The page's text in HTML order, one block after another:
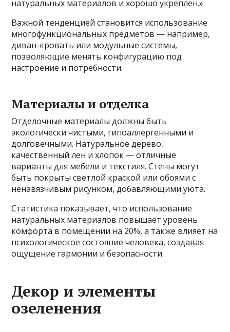
натуральных материалов и хорошо укреплен.»
Важной тенденцией становится использование
многофункциональных предметов — например,
диван-кровать или модульные системы,
позволяющие менять конфигурацию под
настроение и потребности.
Материалы и отделка
Отделочные материалы должны быть
экологически чистыми, гипоаллергенными и
долговечными. Натуральное дерево,
качественный лен и хлопок — отличные
варианты для мебели и текстиля. Стены могут
быть покрыты светлой краской или обоями с
ненавязчивым рисунком, добавляющими уюта.
Статистика показывает, что использование
натуральных материалов повышает уровень
комфорта в помещении на 20%, а также влияет на
психологическое состояние человека, создавая
ощущение гармонии и безопасности.
Декор и элементы
озеленения